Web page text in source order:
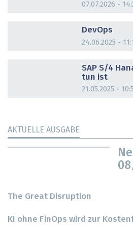
07.07.2026 -
DevOps
24.06.2025 -
SAP S/4
tun ist
21.05.2025 -
AKTUELLE AUSGABE
The Great Disruption
KI ohne FinOps wird zur